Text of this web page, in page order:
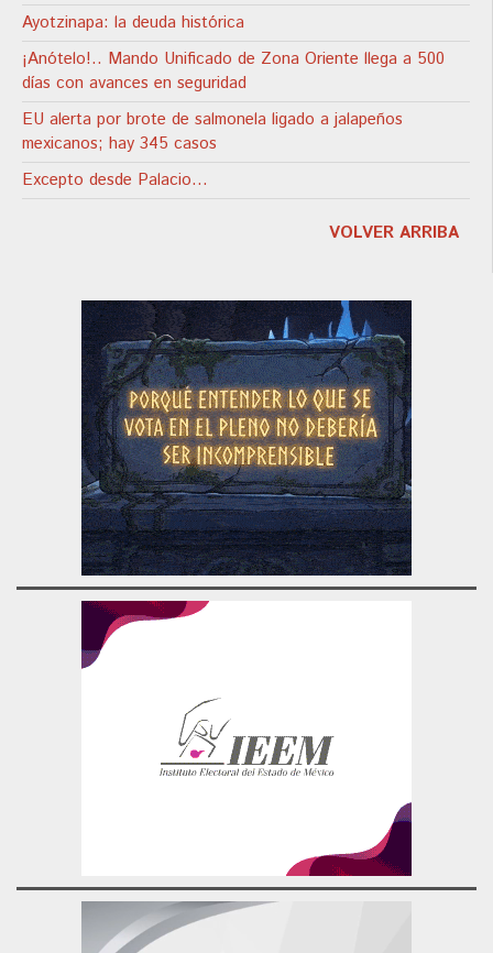
Ayotzinapa: la deuda histórica
¡Anótelo!.. Mando Unificado de Zona Oriente llega a 500
días con avances en seguridad
EU alerta por brote de salmonela ligado a jalapeños
mexicanos; hay 345 casos
Excepto desde Palacio…
VOLVER ARRIBA